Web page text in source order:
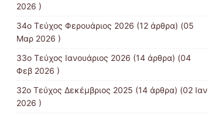
2026 )
34ο Τεύχος Φερουάριος 2026 (12 άρθρα) (05
Μαρ 2026 )
33ο Τεύχος Ιανουάριος 2026 (14 άρθρα) (04
Φεβ 2026 )
32ο Τεύχος Δεκέμβριος 2025 (14 άρθρα) (02 Ιαν
2026 )